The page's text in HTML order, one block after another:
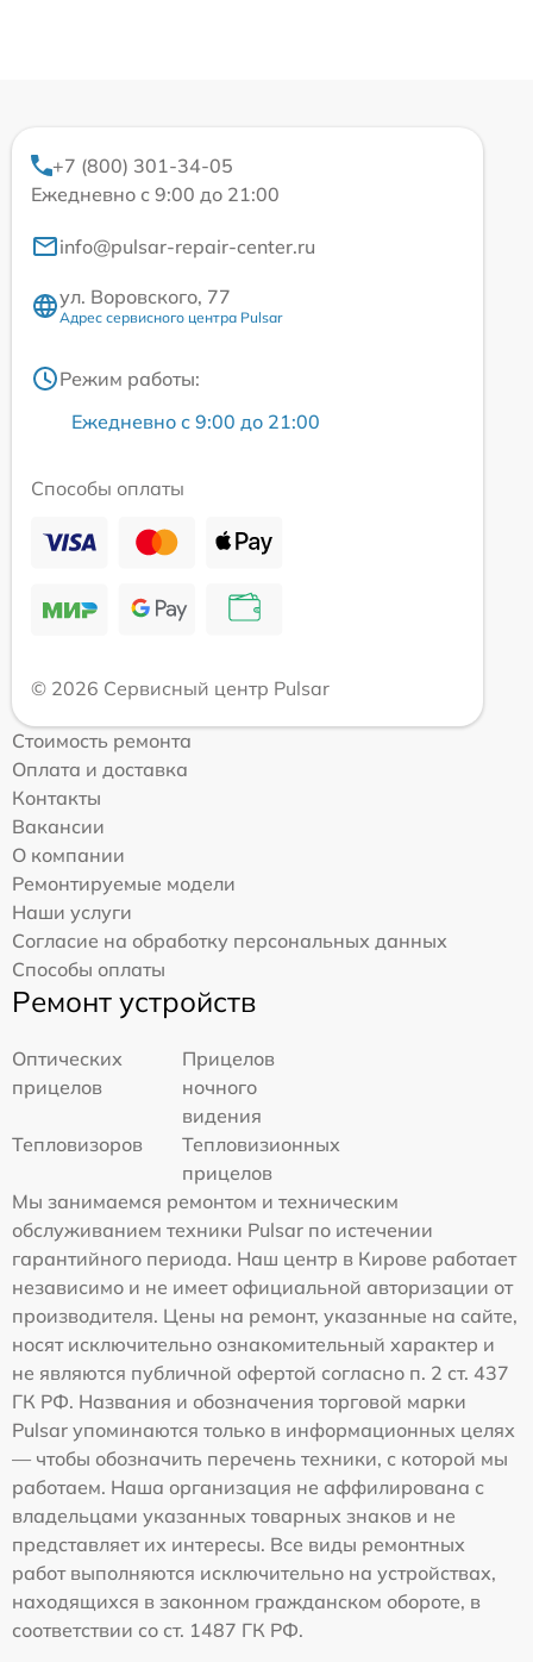
+7 (800) 301-34-05
Ежедневно с 9:00 до 21:00
info@pulsar-repair-center.ru
ул. Воровского, 77
Адрес сервисного центра Pulsar
Режим работы:
Ежедневно с 9:00 до 21:00
Способы оплаты
© 2026 Сервисный центр Pulsar
Стоимость ремонта
Оплата и доставка
Контакты
Вакансии
О компании
Ремонтируемые модели
Наши услуги
Согласие на обработку персональных данных
Способы оплаты
Ремонт устройств
Оптических
прицелов
Прицелов
ночного
видения
Тепловизоров
Тепловизионных
прицелов
Мы занимаемся ремонтом и техническим
обслуживанием техники Pulsar по истечении
гарантийного периода. Наш центр в Кирове работает
независимо и не имеет официальной авторизации от
производителя. Цены на ремонт, указанные на сайте,
носят исключительно ознакомительный характер и
не являются публичной офертой согласно п. 2 ст. 437
ГК РФ. Названия и обозначения торговой марки
Pulsar упоминаются только в информационных целях
— чтобы обозначить перечень техники, с которой мы
работаем. Наша организация не аффилирована с
владельцами указанных товарных знаков и не
представляет их интересы. Все виды ремонтных
работ выполняются исключительно на устройствах,
находящихся в законном гражданском обороте, в
соответствии со ст. 1487 ГК РФ.